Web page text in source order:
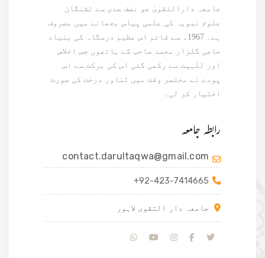
جامعہ دارالتقویٰ جو نصف صدی سے تشنگان
علوم نبویہ کی علمی پیاس بجھانے میں مصروف
ہے۔ 1967ء سے قائم اس عظیم درسگاہ کی بنیاد
حاجی گلزار محمد صاحب کے ہاتھوں جس اخلاص
اور للٰہیت سے رکھی گئی اس کی برکت سے اس
پودے نے مختصر وقت میں تناور درخت کی صورت
اختیار کر لی۔
رابطہ جامعہ
contact.darultaqwa@gmail.com
+92-423-7414665
جامعہ دار التقوی لاہور